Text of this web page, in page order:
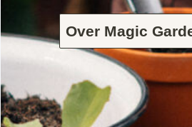
Over Magic